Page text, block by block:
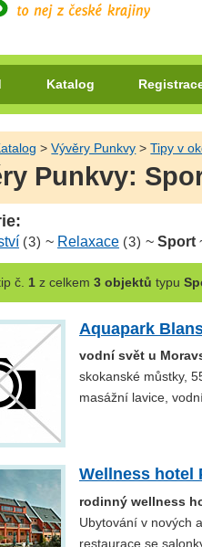
Katalog
>Vývěry Punkvy >Tipy v
Punkvy:
(3) ~ Relaxace (3) ~ Sport
č. 1z celkem 3 objektů typu
Aquapark
vodní svět u
skokanské můstky,
masážní lavice,
Wellness hotel
rodinný wellness
Ubytování v nových
restaurace se